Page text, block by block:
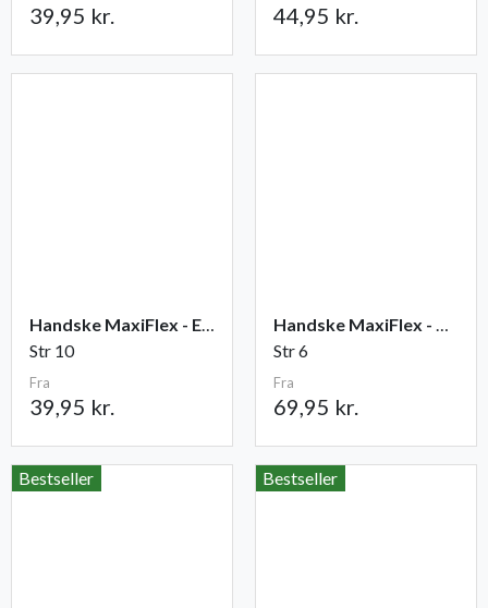
39,95 kr. 44,95 kr.
Handske MaxiFlex - Elite
Str 10
Fra
39,95 kr.
Handske MaxiFlex - Cut
Str 6
Fra
69,95 kr.
Bestseller Bestseller